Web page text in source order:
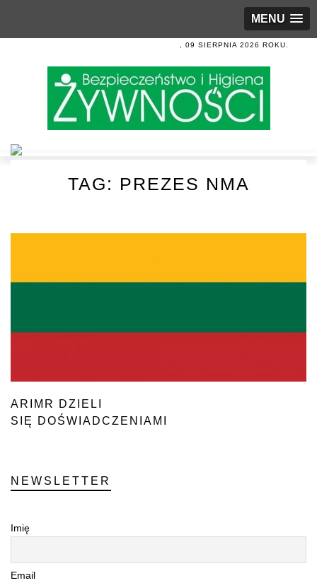
MENU
, 09 SIERPNIA 2026 ROKU.
TAG: PREZES NMA
ARIMR DZIELI
SIĘ DOŚWIADCZENIAMI
NEWSLETTER
Imię
Email